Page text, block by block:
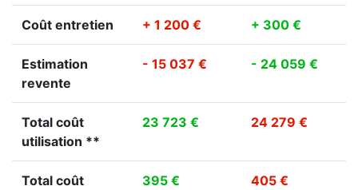
Coût entretien + 1 200 € + 300 €
Estimation
revente
- 15 037 € - 24 059 €
Total coût
utilisation **
23 723 € 24 279 €
Total coût
395 € 405 €